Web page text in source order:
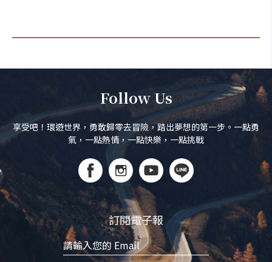
Follow Us
享受吧！環遊世界，勇敢歸零去冒險，踏出夢想的第一步。一點勇
氣，一點熱情，一點快樂，一點挑戰
訂閱電子報